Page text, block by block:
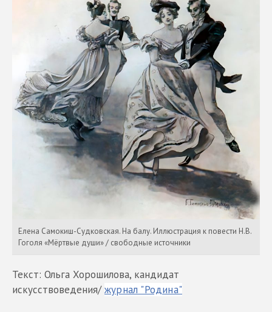
Елена Самокиш-Судковская. На балу. Иллюстрация к повести Н.В.
Гоголя «Мёртвые души» / свободные источники
Текст: Ольга Хорошилова, кандидат
искусствоведения/журнал "Родина"